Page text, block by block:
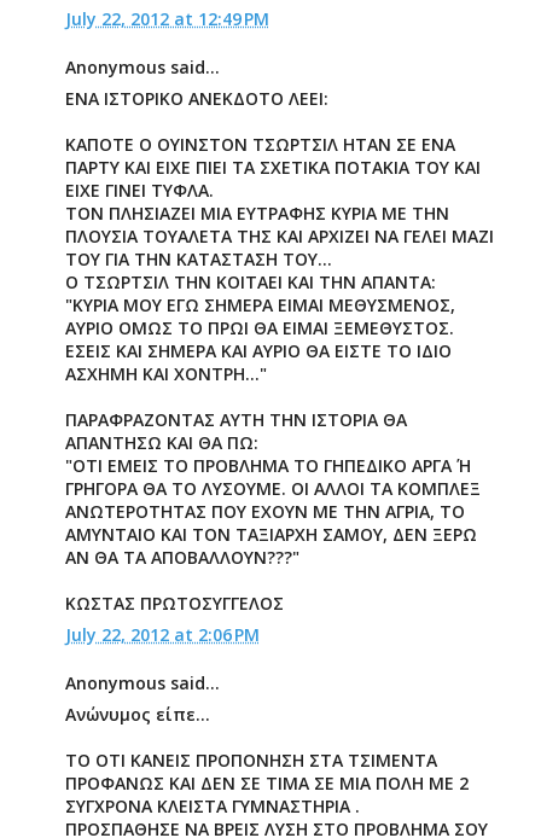
July 22, 2012 at 12:49 PM
Anonymous said...
ΕΝΑ ΙΣΤΟΡΙΚΟ ΑΝΕΚΔΟΤΟ ΛΕΕΙ:
ΚΑΠΟΤΕ Ο ΟΥΙΝΣΤΟΝ ΤΣΩΡΤΣΙΛ ΗΤΑΝ ΣΕ ΕΝΑ
ΠΑΡΤΥ ΚΑΙ ΕΙΧΕ ΠΙΕΙ ΤΑ ΣΧΕΤΙΚΑ ΠΟΤΑΚΙΑ ΤΟΥ ΚΑΙ
ΕΙΧΕ ΓΙΝΕΙ ΤΥΦΛΑ.
ΤΟΝ ΠΛΗΣΙΑΖΕΙ ΜΙΑ ΕΥΤΡΑΦΗΣ ΚΥΡΙΑ ΜΕ ΤΗΝ
ΠΛΟΥΣΙΑ ΤΟΥΑΛΕΤΑ ΤΗΣ ΚΑΙ ΑΡΧΙΖΕΙ ΝΑ ΓΕΛΕΙ ΜΑΖΙ
ΤΟΥ ΓΙΑ ΤΗΝ ΚΑΤΑΣΤΑΣΗ ΤΟΥ...
Ο ΤΣΩΡΤΣΙΛ ΤΗΝ ΚΟΙΤΑΕΙ ΚΑΙ ΤΗΝ ΑΠΑΝΤΑ:
"ΚΥΡΙΑ ΜΟΥ ΕΓΩ ΣΗΜΕΡΑ ΕΙΜΑΙ ΜΕΘΥΣΜΕΝΟΣ,
ΑΥΡΙΟ ΟΜΩΣ ΤΟ ΠΡΩΙ ΘΑ ΕΙΜΑΙ ΞΕΜΕΘΥΣΤΟΣ.
ΕΣΕΙΣ ΚΑΙ ΣΗΜΕΡΑ ΚΑΙ ΑΥΡΙΟ ΘΑ ΕΙΣΤΕ ΤΟ ΙΔΙΟ
ΑΣΧΗΜΗ ΚΑΙ ΧΟΝΤΡΗ..."
ΠΑΡΑΦΡΑΖΟΝΤΑΣ ΑΥΤΗ ΤΗΝ ΙΣΤΟΡΙΑ ΘΑ
ΑΠΑΝΤΗΣΩ ΚΑΙ ΘΑ ΠΩ:
"ΟΤΙ ΕΜΕΙΣ ΤΟ ΠΡΟΒΛΗΜΑ ΤΟ ΓΗΠΕΔΙΚΟ ΑΡΓΑ Ή
ΓΡΗΓΟΡΑ ΘΑ ΤΟ ΛΥΣΟΥΜΕ. ΟΙ ΑΛΛΟΙ ΤΑ ΚΟΜΠΛΕΞ
ΑΝΩΤΕΡΟΤΗΤΑΣ ΠΟΥ ΕΧΟΥΝ ΜΕ ΤΗΝ ΑΓΡΙΑ, ΤΟ
ΑΜΥΝΤΑΙΟ ΚΑΙ ΤΟΝ ΤΑΞΙΑΡΧΗ ΣΑΜΟΥ, ΔΕΝ ΞΕΡΩ
ΑΝ ΘΑ ΤΑ ΑΠΟΒΑΛΛΟΥΝ???"
ΚΩΣΤΑΣ ΠΡΩΤΟΣΥΓΓΕΛΟΣ
July 22, 2012 at 2:06 PM
Anonymous said...
Ανώνυμος είπε...
ΤΟ ΟΤΙ ΚΑΝΕΙΣ ΠΡΟΠΟΝΗΣΗ ΣΤΑ ΤΣΙΜΕΝΤΑ
ΠΡΟΦΑΝΩΣ ΚΑΙ ΔΕΝ ΣΕ ΤΙΜΑ ΣΕ ΜΙΑ ΠΟΛΗ ΜΕ 2
ΣΥΓΧΡΟΝΑ ΚΛΕΙΣΤΑ ΓΥΜΝΑΣΤΗΡΙΑ .
ΠΡΟΣΠΑΘΗΣΕ ΝΑ ΒΡΕΙΣ ΛΥΣΗ ΣΤΟ ΠΡΟΒΛΗΜΑ ΣΟΥ